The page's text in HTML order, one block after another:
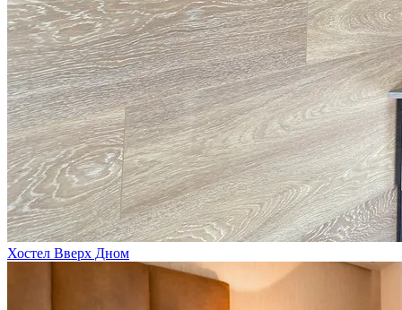
Хостел Вверх Дном